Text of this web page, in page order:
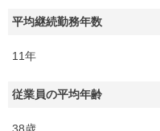
平均継続勤務年数
11年
従業員の平均年齢